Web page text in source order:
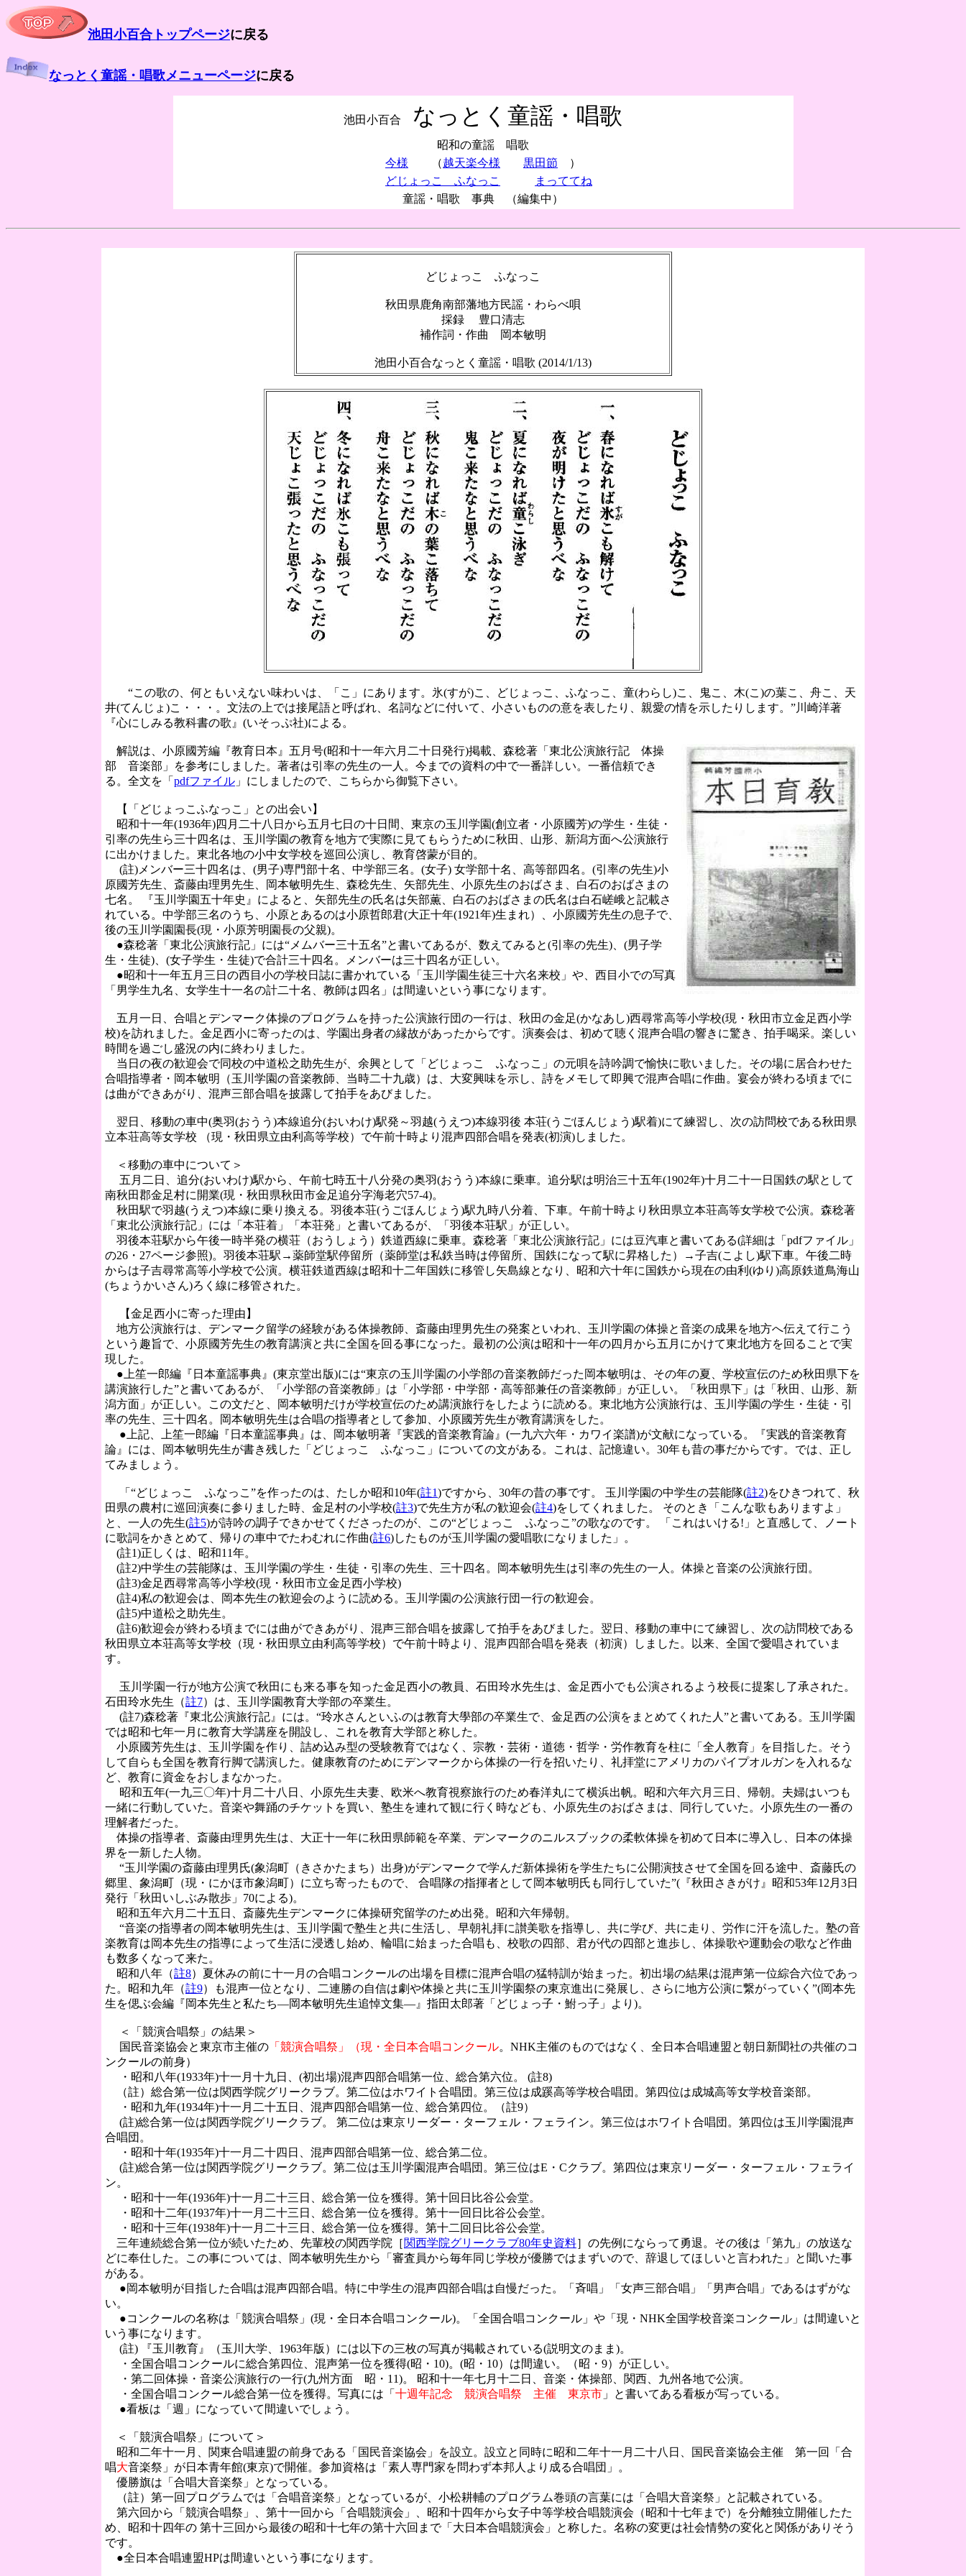
池田小百合トップページに戻る
なっとく童謡・唱歌メニューページに戻る
池田小百合 なっとく童謡・唱歌
昭和の童謡 唱歌
今様 （越天楽今様 黒田節 ）
どじょっこ ふなっこ
まっててね
童謡・唱歌 事典 （編集中）
どじょっこ ふなっこ
秋田県鹿角南部藩地方民謡・わらべ唄
採録 豊口清志
補作詞・作曲 岡本敏明
池田小百合なっとく童謡・唱歌 (2014/1/13)
“この歌の、何ともいえない味わいは、「こ」にあります。氷(すが)こ、どじょっこ、ふなっこ、童(わらし)こ、鬼こ、木(こ)の葉こ、舟こ、天
井(てんじょ)こ・・・。文法の上では接尾語と呼ばれ、名詞などに付いて、小さいものの意を表したり、親愛の情を示したりします。”川崎洋著
『心にしみる教科書の歌』(いそっぷ社)による。
解説は、小原國芳編『教育日本』五月号(昭和十一年六月二十日発行)掲載、森稔著「東北公演旅行記 体操
部 音楽部」を参考にしました。著者は引率の先生の一人。今までの資料の中で一番詳しい。一番信頼でき
る。全文を「 pdfファイル 」にしましたので、こちらから御覧下さい。
【「どじょっこふなっこ」との出会い】
昭和十一年(1936年)四月二十八日から五月七日の十日間、東京の玉川学園(創立者・小原國芳)の学生・生徒・
引率の先生ら三十四名は、玉川学園の教育を地方で実際に見てもらうために秋田、山形、新潟方面へ公演旅行
に出かけました。東北各地の小中女学校を巡回公演し、教育啓蒙が目的。
(註)メンバー三十四名は、(男子)専門部十名、中学部三名。(女子) 女学部十名、高等部四名。(引率の先生)小
原國芳先生、斎藤由理男先生、岡本敏明先生、森稔先生、矢部先生、小原先生のおばさま、白石のおばさまの
七名。 『玉川学園五十年史』によると、矢部先生の氏名は矢部薫、白石のおばさまの氏名は白石嵯峨と記載さ
れている。中学部三名のうち、小原とあるのは小原哲郎君(大正十年(1921年)生まれ）、小原國芳先生の息子で、
後の玉川学園園長(現・小原芳明園長の父親)。
●森稔著「東北公演旅行記」には“メムバー三十五名”と書いてあるが、数えてみると(引率の先生)、(男子学
生・生徒)、(女子学生・生徒)で合計三十四名。メンバーは三十四名が正しい。
●昭和十一年五月三日の西目小の学校日誌に書かれている「玉川学園生徒三十六名来校」や、西目小での写真
「男学生九名、女学生十一名の計二十名、教師は四名」は間違いという事になります。
五月一日、合唱とデンマーク体操のプログラムを持った公演旅行団の一行は、秋田の金足(かなあし)西尋常高等小学校(現・秋田市立金足西小学
校)を訪れました。金足西小に寄ったのは、学園出身者の縁故があったからです。演奏会は、初めて聴く混声合唱の響きに驚き、拍手喝采。楽しい
時間を過ごし盛況の内に終わりました。
当日の夜の歓迎会で同校の中道松之助先生が、余興として「どじょっこ ふなっこ」の元唄を詩吟調で愉快に歌いました。その場に居合わせた
合唱指導者・岡本敏明（玉川学園の音楽教師、当時二十九歳）は、大変興味を示し、詩をメモして即興で混声合唱に作曲。宴会が終わる頃までに
は曲ができあがり、混声三部合唱を披露して拍手をあびました。
翌日、移動の車中(奥羽(おうう)本線追分(おいわけ)駅発～羽越(うえつ)本線羽後 本荘(うごほんじょう)駅着)にて練習し、次の訪問校である秋田県
立本荘高等女学校 （現・秋田県立由利高等学校）で午前十時より混声四部合唱を発表(初演)しました。
＜移動の車中について＞
五月二日、追分(おいわけ)駅から、午前七時五十八分発の奥羽(おうう)本線に乗車。追分駅は明治三十五年(1902年)十月二十一日国鉄の駅として
南秋田郡金足村に開業(現・秋田県秋田市金足追分字海老穴57-4)。
秋田駅で羽越(うえつ)本線に乗り換える。羽後本荘(うごほんじょう)駅九時八分着、下車。午前十時より秋田県立本荘高等女学校で公演。森稔著
「東北公演旅行記」には「本荘着」「本荘発」と書いてあるが、「羽後本荘駅」が正しい。
羽後本荘駅から午後一時半発の横荘（おうしょう）鉄道西線に乗車。森稔著「東北公演旅行記」には豆汽車と書いてある(詳細は「pdfファイル」
の26・27ページ参照)。羽後本荘駅→薬師堂駅停留所（薬師堂は私鉄当時は停留所、国鉄になって駅に昇格した）→子吉(こよし)駅下車。午後二時
からは子吉尋常高等小学校で公演。横荘鉄道西線は昭和十二年国鉄に移管し矢島線となり、昭和六十年に国鉄から現在の由利(ゆり)高原鉄道鳥海山
(ちょうかいさん)ろく線に移管された。
【金足西小に寄った理由】
地方公演旅行は、デンマーク留学の経験がある体操教師、斎藤由理男先生の発案といわれ、玉川学園の体操と音楽の成果を地方へ伝えて行こう
という趣旨で、小原國芳先生の教育講演と共に全国を回る事になった。最初の公演は昭和十一年の四月から五月にかけて東北地方を回ることで実
現した。
●上笙一郎編『日本童謡事典』(東京堂出版)には“東京の玉川学園の小学部の音楽教師だった岡本敏明は、その年の夏、学校宣伝のため秋田県下を
講演旅行した”と書いてあるが、「小学部の音楽教師」は「小学部・中学部・高等部兼任の音楽教師」が正しい。「秋田県下」は「秋田、山形、新
潟方面」が正しい。この文だと、岡本敏明だけが学校宣伝のため講演旅行をしたように読める。東北地方公演旅行は、玉川学園の学生・生徒・引
率の先生、三十四名。岡本敏明先生は合唱の指導者として参加、小原國芳先生が教育講演をした。
●上記、上笙一郎編『日本童謡事典』は、岡本敏明著『実践的音楽教育論』(一九六六年・カワイ楽譜)が文献になっている。『実践的音楽教育
論』には、岡本敏明先生が書き残した「どじょっこ ふなっこ」についての文がある。これは、記憶違い。30年も昔の事だからです。では、正し
てみましょう。
「“どじょっこ ふなっこ”を作ったのは、たしか昭和10年(註1)ですから、30年の昔の事です。 玉川学園の中学生の芸能隊(註2)をひきつれて、秋
田県の農村に巡回演奏に参りました時、金足村の小学校(註3)で先生方が私の歓迎会(註4)をしてくれました。 そのとき「こんな歌もありますよ」
と、一人の先生(註5)が詩吟の調子できかせてくださったのが、この“どじょっこ ふなっこ”の歌なのです。 「これはいける!」と直感して、ノート
に歌詞をかきとめて、帰りの車中でたわむれに作曲(註6)したものが玉川学園の愛唱歌になりました」。
(註1)正しくは、昭和11年。
(註2)中学生の芸能隊は、玉川学園の学生・生徒・引率の先生、三十四名。岡本敏明先生は引率の先生の一人。体操と音楽の公演旅行団。
(註3)金足西尋常高等小学校(現・秋田市立金足西小学校)
(註4)私の歓迎会は、岡本先生の歓迎会のように読める。玉川学園の公演旅行団一行の歓迎会。
(註5)中道松之助先生。
(註6)歓迎会が終わる頃までには曲ができあがり、混声三部合唱を披露して拍手をあびました。翌日、移動の車中にて練習し、次の訪問校である
秋田県立本荘高等女学校（現・秋田県立由利高等学校）で午前十時より、混声四部合唱を発表（初演）しました。以来、全国で愛唱されていま
す。
玉川学園一行が地方公演で秋田にも来る事を知った金足西小の教員、石田玲水先生は、金足西小でも公演されるよう校長に提案し了承された。
石田玲水先生（註7）は、玉川学園教育大学部の卒業生。
(註7)森稔著『東北公演旅行記』には。“玲水さんといふのは教育大學部の卒業生で、金足西の公演をまとめてくれた人”と書いてある。玉川学園
では昭和七年一月に教育大学講座を開設し、これを教育大学部と称した。
小原國芳先生は、玉川学園を作り、詰め込み型の受験教育ではなく、宗教・芸術・道徳・哲学・労作教育を柱に「全人教育」を目指した。そう
して自らも全国を教育行脚で講演した。健康教育のためにデンマークから体操の一行を招いたり、礼拝堂にアメリカのパイプオルガンを入れるな
ど、教育に資金をおしまなかった。
昭和五年(一九三〇年)十月二十八日、小原先生夫妻、欧米へ教育視察旅行のため春洋丸にて横浜出帆。昭和六年六月三日、帰朝。夫婦はいつも
一緒に行動していた。音楽や舞踊のチケットを買い、塾生を連れて観に行く時なども、小原先生のおばさまは、同行していた。小原先生の一番の
理解者だった。
体操の指導者、斎藤由理男先生は、大正十一年に秋田県師範を卒業、デンマークのニルスブックの柔軟体操を初めて日本に導入し、日本の体操
界を一新した人物。
“玉川学園の斎藤由理男氏(象潟町（きさかたまち）出身)がデンマークで学んだ新体操術を学生たちに公開演技させて全国を回る途中、斎藤氏の
郷里、象潟町（現・にかほ市象潟町）に立ち寄ったもので、 合唱隊の指揮者として岡本敏明氏も同行していた”(『秋田さきがけ』昭和53年12月3日
発行「秋田いしぶみ散歩」70による)。
昭和五年六月二十五日、斎藤先生デンマークに体操研究留学のため出発。昭和六年帰朝。
“音楽の指導者の岡本敏明先生は、玉川学園で塾生と共に生活し、早朝礼拝に讃美歌を指導し、共に学び、共に走り、労作に汗を流した。塾の音
楽教育は岡本先生の指導によって生活に浸透し始め、輪唱に始まった合唱も、校歌の四部、君が代の四部と進歩し、体操歌や運動会の歌など作曲
も数多くなって来た。
昭和八年（註8）夏休みの前に十一月の合唱コンクールの出場を目標に混声合唱の猛特訓が始まった。初出場の結果は混声第一位綜合六位であっ
た。昭和九年（註9）も混声一位となり、二連勝の自信は劇や体操と共に玉川学園祭の東京進出に発展し、さらに地方公演に繋がっていく”(岡本先
生を偲ぶ会編『岡本先生と私たち―岡本敏明先生追悼文集―』指田太郎著「どじょっ子・鮒っ子」より)。
＜「競演合唱祭」の結果＞
国民音楽協会と東京市主催の 「競演合唱祭」（現・全日本合唱コンクール。NHK主催のものではなく、全日本合唱連盟と朝日新聞社の共催のコ
ンクールの前身）
・昭和八年(1933年)十一月十九日、(初出場)混声四部合唱第一位、総合第六位。 (註8)
（註）総合第一位は関西学院グリークラブ。第二位はホワイト合唱団。第三位は成蹊高等学校合唱団。第四位は成城高等女学校音楽部。
・昭和九年(1934年)十一月二十五日、混声四部合唱第一位、総合第四位。（註9）
(註)総合第一位は関西学院グリークラブ。 第二位は東京リーダー・ターフェル・フェライン。第三位はホワイト合唱団。第四位は玉川学園混声
合唱団。
・昭和十年(1935年)十一月二十四日、混声四部合唱第一位、総合第二位。
(註)総合第一位は関西学院グリークラブ。第二位は玉川学園混声合唱団。第三位はE・Cクラブ。第四位は東京リーダー・ターフェル・フェライ
ン。
・昭和十一年(1936年)十一月二十三日、総合第一位を獲得。第十回日比谷公会堂。
・昭和十二年(1937年)十一月二十三日、総合第一位を獲得。第十一回日比谷公会堂。
・昭和十三年(1938年)十一月二十三日、総合第一位を獲得。第十二回日比谷公会堂。
三年連続総合第一位が続いたため、先輩校の関西学院［関西学院グリークラブ80年史資料］の先例にならって勇退。その後は「第九」の放送な
どに奉仕した。この事については、岡本敏明先生から「審査員から毎年同じ学校が優勝ではまずいので、辞退してほしいと言われた」と聞いた事
がある。
●岡本敏明が目指した合唱は混声四部合唱。特に中学生の混声四部合唱は自慢だった。「斉唱」「女声三部合唱」「男声合唱」であるはずがな
い。
●コンクールの名称は「競演合唱祭」(現・全日本合唱コンクール)。「全国合唱コンクール」や「現・NHK全国学校音楽コンクール」は間違いと
いう事になります。
(註) 『玉川教育』（玉川大学、1963年版）には以下の三枚の写真が掲載されている(説明文のまま)。
・全国合唱コンクールに総合第四位、混声第一位を獲得(昭・10)。(昭・10）は間違い。（昭・9）が正しい。
・第二回体操・音楽公演旅行の一行(九州方面 昭・11)。 昭和十一年七月十二日、音楽・体操部、関西、九州各地で公演。
・全国合唱コンクール総合第一位を獲得。写真には「 十週年記念 競演合唱祭 主催 東京市 」と書いてある看板が写っている。
●看板は「週」になっていて間違いでしょう。
＜「競演合唱祭」について＞
昭和二年十一月、関東合唱連盟の前身である「国民音楽協会」を設立。設立と同時に昭和二年十一月二十八日、国民音楽協会主催 第一回「合
唱大音楽祭」が日本青年館(東京)で開催。参加資格は「素人専門家を問わず本邦人より成る合唱団」。
優勝旗は「合唱大音楽祭」となっている。
（註）第一回プログラムでは「合唱音楽祭」となっているが、小松耕輔のプログラム巻頭の言葉には「合唱大音楽祭」と記載されている。
第六回から「競演合唱祭」、第十一回から「合唱競演会」、昭和十四年から女子中等学校合唱競演会（昭和十七年まで）を分離独立開催したた
め、昭和十四年の 第十三回から最後の昭和十七年の第十六回まで「大日本合唱競演会」と称した。名称の変更は社会情勢の変化と関係がありそう
です。
●全日本合唱連盟HPは間違いという事になります。